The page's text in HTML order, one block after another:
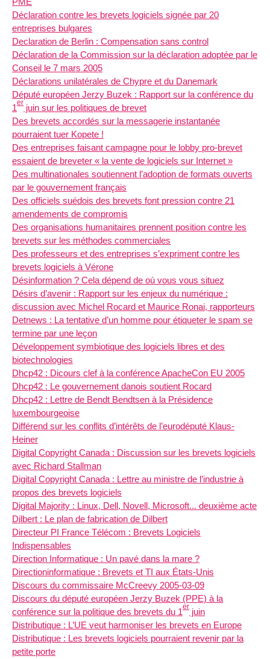
Déclaration contre les brevets logiciels signée par 20
entreprises bulgares
Declaration de Berlin : Compensation sans control
Déclaration de la Commission sur la déclaration adoptée par le
Conseil le 7 mars 2005
Déclarations unilatérales de Chypre et du Danemark
Député européen Jerzy Buzek : Rapport sur la conférence du
1er juin sur les politiques de brevet
Des brevets accordés sur la messagerie instantanée
pourraient tuer Kopete !
Des entreprises faisant campagne pour le lobby pro-brevet
essaient de breveter « la vente de logiciels sur Internet »
Des multinationales soutiennent l’adoption de formats ouverts
par le gouvernement français
Des officiels suédois des brevets font pression contre 21
amendements de compromis
Des organisations humanitaires prennent position contre les
brevets sur les méthodes commerciales
Des professeurs et des entreprises s’expriment contre les
brevets logiciels à Vérone
Désinformation ? Cela dépend de où vous vous situez
Désirs d’avenir : Rapport sur les enjeux du numérique :
discussion avec Michel Rocard et Maurice Ronai, rapporteurs
Detnews : La tentative d’un homme pour étiqueter le spam se
termine par une leçon
Développement symbiotique des logiciels libres et des
biotechnologies
Dhcp42 : Dicours clef à la conférence ApacheCon EU 2005
Dhcp42 : Le gouvernement danois soutient Rocard
Dhcp42 : Lettre de Bendt Bendtsen à la Présidence
luxembourgeoise
Différend sur les conflits d’intérêts de l’eurodéputé Klaus-
Heiner
Digital Copyright Canada : Discussion sur les brevets logiciels
avec Richard Stallman
Digital Copyright Canada : Lettre au ministre de l’industrie à
propos des brevets logiciels
Digital Majority : Linux, Dell, Novell, Microsoft... deuxième acte
Dilbert : Le plan de fabrication de Dilbert
Directeur PI France Télécom : Brevets Logiciels
Indispensables
Direction Informatique : Un pavé dans la mare ?
Directioninformatique : Brevets et TI aux États-Unis
Discours du commissaire McCreevy 2005-03-09
Discours du député européen Jerzy Buzek (PPE) à la
conférence sur la politique des brevets du 1er juin
Distributique : L’UE veut harmoniser les brevets en Europe
Distributique : Les brevets logiciels pourraient revenir par la
petite porte